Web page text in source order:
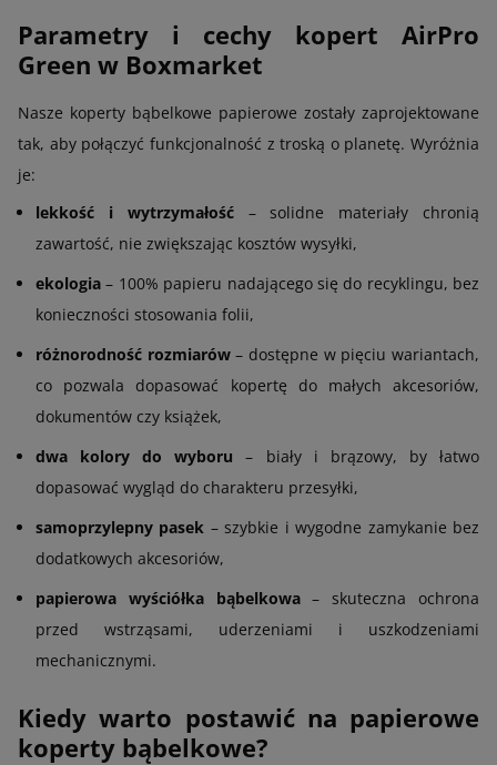
Parametry i cechy kopert AirPro
Green w Boxmarket
Nasze koperty bąbelkowe papierowe zostały zaprojektowane
tak, aby połączyć funkcjonalność z troską o planetę. Wyróżnia
je:
lekkość i wytrzymałość– solidne materiały chronią
zawartość, nie zwiększając kosztów wysyłki,
ekologia – 100% papieru nadającego się do recyklingu, bez
konieczności stosowania folii,
różnorodność rozmiarów– dostępne w pięciu wariantach,
co pozwala dopasować kopertę do małych akcesoriów,
dokumentów czy książek,
dwa kolory do wyboru – biały i brązowy, by łatwo
dopasować wygląd do charakteru przesyłki,
samoprzylepny pasek – szybkie i wygodne zamykanie bez
dodatkowych akcesoriów,
papierowa wyściółka bąbelkowa– skuteczna ochrona
przed wstrząsami, uderzeniami i uszkodzeniami
mechanicznymi.
Kiedy warto postawić na papierowe
koperty bąbelkowe?